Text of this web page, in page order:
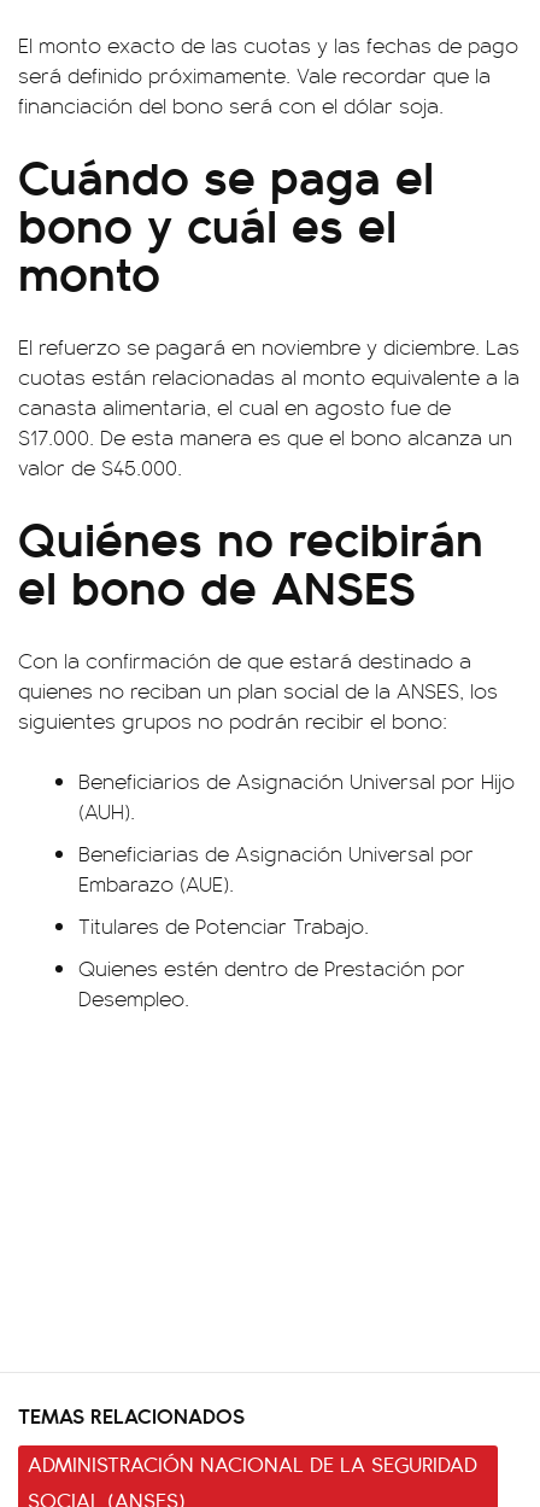
El monto exacto de las cuotas y las fechas de pago
será definido próximamente. Vale recordar que la
financiación del bono será con el dólar soja.
Cuándo se paga el
bono y cuál es el
monto
El refuerzo se pagará en noviembre y diciembre. Las
cuotas están relacionadas al monto equivalente a la
canasta alimentaria, el cual en agosto fue de
$17.000. De esta manera es que el bono alcanza un
valor de $45.000.
Quiénes no recibirán
el bono de ANSES
Con la confirmación de que estará destinado a
quienes no reciban un plan social de la ANSES, los
siguientes grupos no podrán recibir el bono:
Beneficiarios de Asignación Universal por Hijo
(AUH).
Beneficiarias de Asignación Universal por
Embarazo (AUE).
Titulares de Potenciar Trabajo.
Quienes estén dentro de Prestación por
Desempleo.
TEMAS RELACIONADOS
ADMINISTRACIÓN NACIONAL DE LA SEGURIDAD
SOCIAL (ANSES)